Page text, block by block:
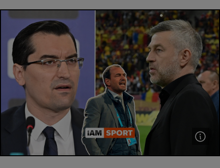
Liga 2
Cupa României
Echipa Națională
U21
Fotbal feminin
Special
Diverse
Inedit
Clasamente